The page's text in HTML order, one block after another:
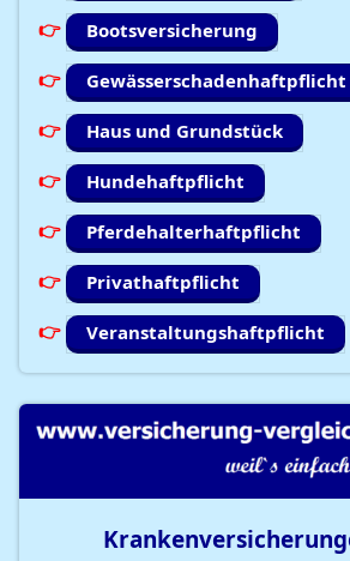
Bootsversicherung
Gewässerschadenhaftpflicht
Haus und Grundstück
Hundehaftpflicht
Pferdehalterhaftpflicht
Privathaftpflicht
Veranstaltungshaftpflicht